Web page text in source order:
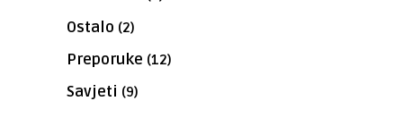
Ostalo (2)
Preporuke (12)
Savjeti (9)